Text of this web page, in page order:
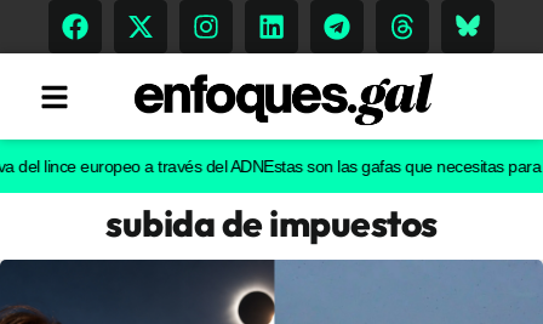
europeo a través del ADNEstas son las gafas que necesitas para ver
subida de impuestos